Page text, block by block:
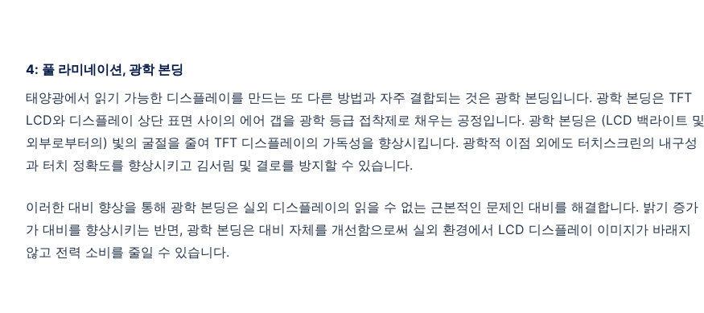
4: 풀 라미네이션, 광학 본딩
태양광에서 읽기 가능한 디스플레이를 만드는 또 다른 방법과 자주 결합되는 것은 광학 본딩입니다. 광학 본딩은 TFT
LCD와 디스플레이 상단 표면 사이의 에어 갭을 광학 등급 접착제로 채우는 공정입니다. 광학 본딩은 (LCD 백라이트 및
외부로부터의) 빛의 굴절을 줄여 TFT 디스플레이의 가독성을 향상시킵니다. 광학적 이점 외에도 터치스크린의 내구성
과 터치 정확도를 향상시키고 김서림 및 결로를 방지할 수 있습니다.
이러한 대비 향상을 통해 광학 본딩은 실외 디스플레이의 읽을 수 없는 근본적인 문제인 대비를 해결합니다. 밝기 증가
가 대비를 향상시키는 반면, 광학 본딩은 대비 자체를 개선함으로써 실외 환경에서 LCD 디스플레이 이미지가 바래지
않고 전력 소비를 줄일 수 있습니다.